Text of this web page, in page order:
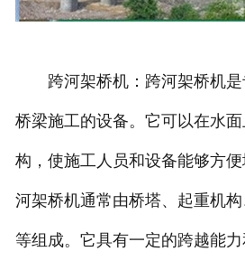
跨河架桥机：跨河架桥机是
桥梁施工的设备。它可以在水
构，使施工人员和设备能够方
河架桥机通常由桥塔、起重机
等组成。它具有一定的跨越能